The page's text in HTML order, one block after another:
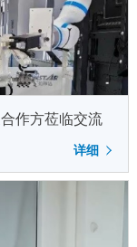
作方莅临交流
详细